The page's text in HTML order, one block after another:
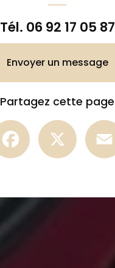
Tél. 06 92 17 05 87
Envoyer un message
Partagez cette page
Facebook